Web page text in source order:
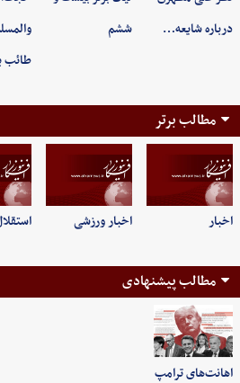
درباره شایعه…
ششم
طائب
مطالب برتر
اخبار اخبار ورزشی
مطالب پیشنهادی
اهانت‌های ترامپ